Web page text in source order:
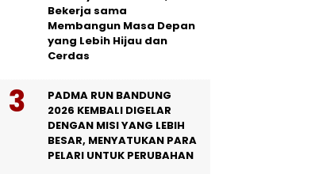
Bekerja sama
Membangun Masa Depan
yang Lebih Hijau dan
Cerdas
PADMA RUN BANDUNG
2026 KEMBALI DIGELAR
DENGAN MISI YANG LEBIH
BESAR, MENYATUKAN PARA
PELARI UNTUK PERUBAHAN